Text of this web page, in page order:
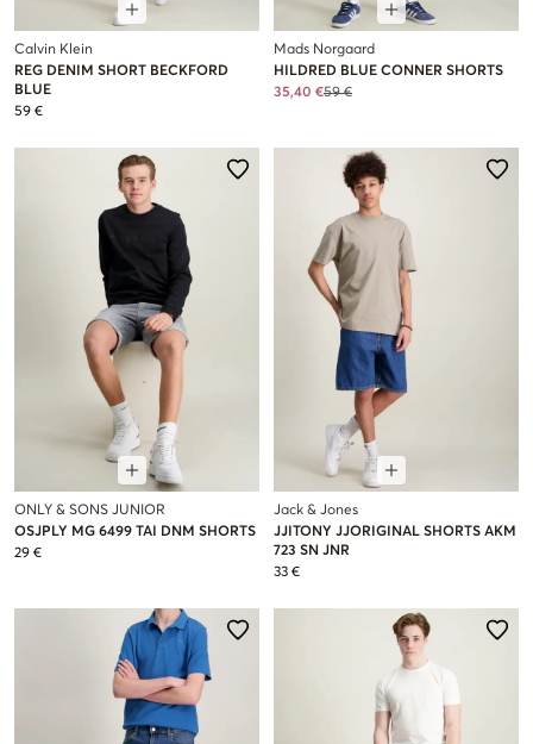
Calvin Klein
REG DENIM SHORT BECKFORD
BLUE
59 €
Mads Norgaard
HILDRED BLUE CONNER SHORTS
35,40 €59 €
ONLY & SONS JUNIOR
OSJPLY MG 6499 TAI DNM SHORTS
29 €
Jack & Jones
JJITONY JJORIGINAL SHORTS AKM
723 SN JNR
33 €